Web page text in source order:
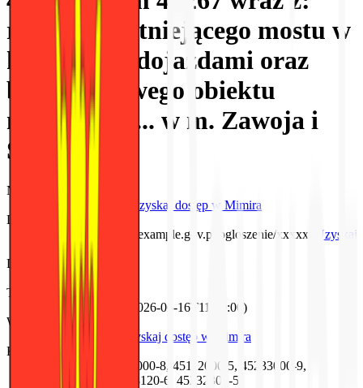
rozbiórką istniejącego mostu w
km 4+200 i dojazdami oraz
budową nowego obiektu
mostowego ... w m. Zawoja i
Skawica
Numer referencyjny
Uzyskaj dostęp w Mimira
Link do ogłoszenia
https://zamowienia.example.gov.pl/ogloszenie/xxxxxx
Uzyskaj
dostęp w Mimira
Data publikacji
1 czerwca 2026
Termin składania ofert
16 czerwca 2026
2026-06-16T11:00:00 )
Wadium
15 000,00 PLN
Uzyskaj dostęp w Mimira
Kody CPV
45221111-3, 45111000-8, 45112000-5, 45233000-9,
45200000-9, 45233120-6, 45232300-5